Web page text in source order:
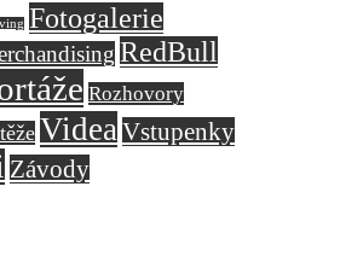
Fotogalerie
RedBull
Rozhovory
Videa Vstupenky
Závody